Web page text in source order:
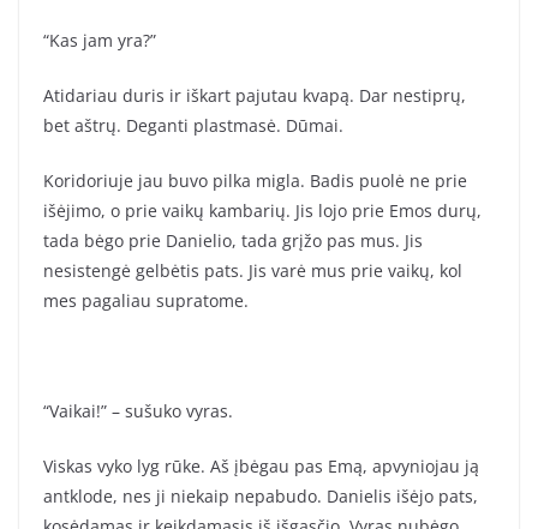
“Kas jam yra?”
Atidariau duris ir iškart pajutau kvapą. Dar nestiprų,
bet aštrų. Deganti plastmasė. Dūmai.
Koridoriuje jau buvo pilka migla. Badis puolė ne prie
išėjimo, o prie vaikų kambarių. Jis lojo prie Emos durų,
tada bėgo prie Danielio, tada grįžo pas mus. Jis
nesistengė gelbėtis pats. Jis varė mus prie vaikų, kol
mes pagaliau supratome.
“Vaikai!” – sušuko vyras.
Viskas vyko lyg rūke. Aš įbėgau pas Emą, apvyniojau ją
antklode, nes ji niekaip nepabudo. Danielis išėjo pats,